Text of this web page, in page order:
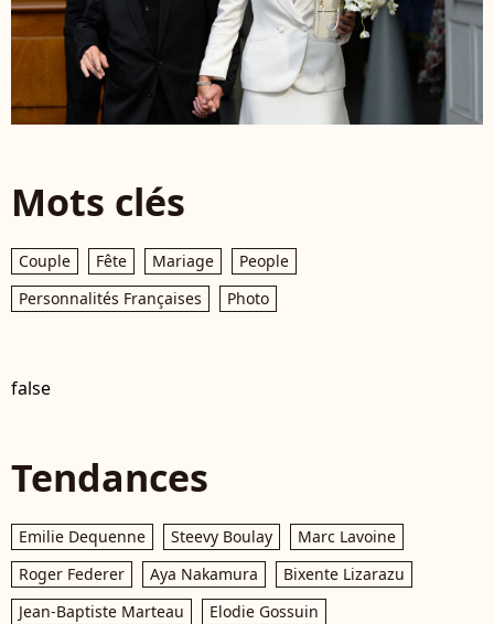
Mots clés
Couple Fête Mariage
People
Personnalités Françaises
Photo
false
Tendances
Emilie Dequenne Steevy Boulay
Marc Lavoine
Roger Federer
Aya Nakamura
Bixente Lizarazu
Jean-Baptiste Marteau
Elodie Gossuin